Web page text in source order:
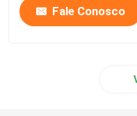
Fale Conosco